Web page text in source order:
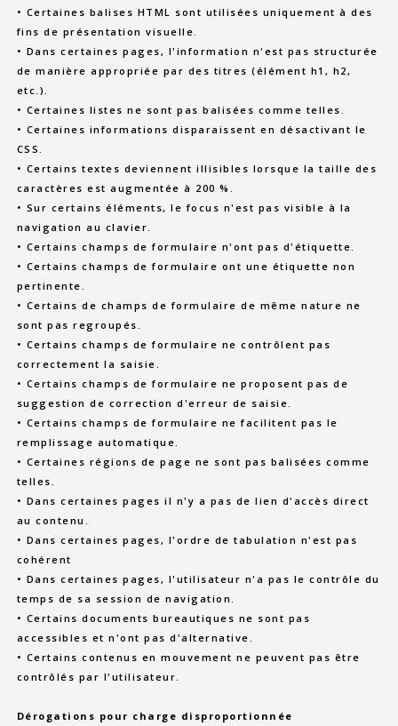
• Certaines balises HTML sont utilisées uniquement à des
fins de présentation visuelle.
• Dans certaines pages, l'information n'est pas structurée
de manière appropriée par des titres (élément h1, h2,
etc.).
• Certaines listes ne sont pas balisées comme telles.
• Certaines informations disparaissent en désactivant le
CSS.
• Certains textes deviennent illisibles lorsque la taille des
caractères est augmentée à 200 %.
• Sur certains éléments, le focus n'est pas visible à la
navigation au clavier.
• Certains champs de formulaire n'ont pas d'étiquette.
• Certains champs de formulaire ont une étiquette non
pertinente.
• Certains de champs de formulaire de même nature ne
sont pas regroupés.
• Certains champs de formulaire ne contrôlent pas
correctement la saisie.
• Certains champs de formulaire ne proposent pas de
suggestion de correction d'erreur de saisie.
• Certains champs de formulaire ne facilitent pas le
remplissage automatique.
• Certaines régions de page ne sont pas balisées comme
telles.
• Dans certaines pages il n'y a pas de lien d'accès direct
au contenu.
• Dans certaines pages, l'ordre de tabulation n'est pas
cohérent
• Dans certaines pages, l'utilisateur n'a pas le contrôle du
temps de sa session de navigation.
• Certains documents bureautiques ne sont pas
accessibles et n'ont pas d'alternative.
• Certains contenus en mouvement ne peuvent pas être
contrôlés par l'utilisateur.
Dérogations pour charge disproportionnée